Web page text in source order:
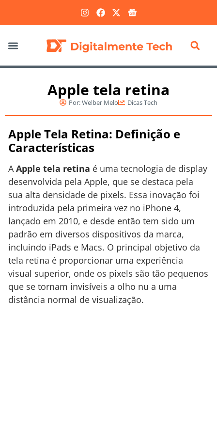
Apple tela retina
Por:Welber Melo Dicas Tech
Apple Tela Retina: Definição e
Características
AApple tela retina é uma tecnologia de display
desenvolvida pela Apple, que se destaca pela
sua alta densidade de pixels. Essa inovação foi
introduzida pela primeira vez no iPhone 4,
lançado em 2010, e desde então tem sido um
padrão em diversos dispositivos da marca,
incluindo iPads e Macs. O principal objetivo da
tela retina é proporcionar uma experiência
visual superior, onde os pixels são tão pequenos
que se tornam invisíveis a olho nu a uma
distância normal de visualização.